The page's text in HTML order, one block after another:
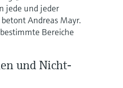
jede und jeder
Andreas Mayr.
Bereiche
und Nicht-